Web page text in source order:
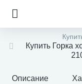
Купить Горка
Описание